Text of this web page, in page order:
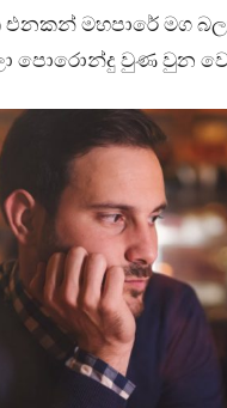
මහපාරේ මග
පොරොන්දු වුණ වුන